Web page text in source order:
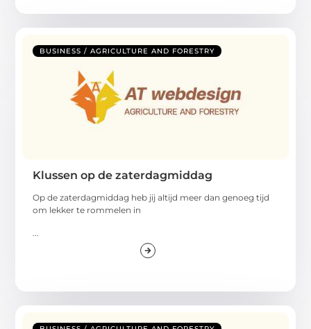
BUSINESS / AGRICULTURE AND FORESTRY
Klussen op de zaterdagmiddag
Op de zaterdagmiddag heb jij altijd meer dan genoeg tijd
om lekker te rommelen in